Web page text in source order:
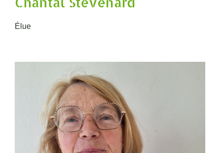
Élue